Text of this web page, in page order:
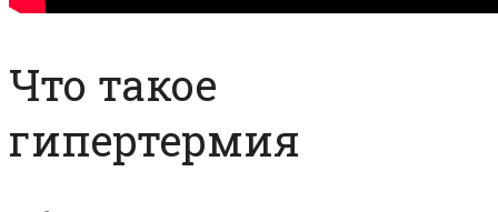
Что такое
гипертермия